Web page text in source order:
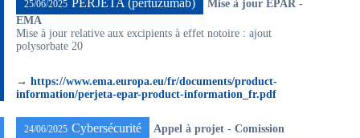
25/06/2025
Mise à jour EPAR -
EMA
Mise à jour relative aux excipients à effet notoire : ajout
polysorbate 20
→ https://www.ema.europa.eu/fr/documents/product-
information/perjeta-epar-product-information_fr.pdf
24/06/2025 Cybersécurité
Appel à projet - Comission